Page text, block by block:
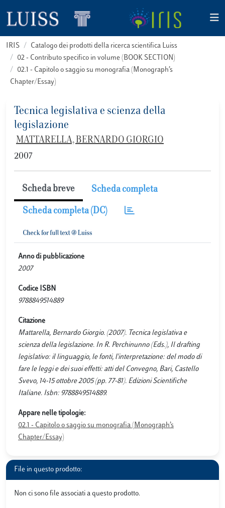
IRIS
Catalogo dei prodotti della ricerca scientifica Luiss
02 - Contributo specifico in volume (BOOK SECTION)
02.1 - Capitolo o saggio su monografia (Monograph’s
Chapter/Essay)
Tecnica legislativa e scienza della
legislazione
MATTARELLA, BERNARDO GIORGIO
2007
Scheda breve Scheda completa
Scheda completa (DC)
Anno di pubblicazione
2007
Codice ISBN
9788849514889
Citazione
Mattarella, Bernardo Giorgio. (2007). Tecnica legislativa e
scienza della legislazione. In R. Perchinunno (Eds.), Il drafting
legislativo: il linguaggio, le fonti, l'interpretazione: del modo di
fare le leggi e dei suoi effetti: atti del Convegno, Bari, Castello
Svevo, 14-15 ottobre 2005 (pp. 77-81). Edizioni Scientifiche
Italiane. Isbn: 9788849514889.
Appare nelle tipologie:
02.1 - Capitolo o saggio su monografia (Monograph’s
Chapter/Essay)
File in questo prodotto:
Non ci sono file associati a questo prodotto.